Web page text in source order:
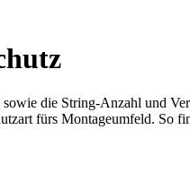
die String-Anzahl und
fürs Montageumfeld. So